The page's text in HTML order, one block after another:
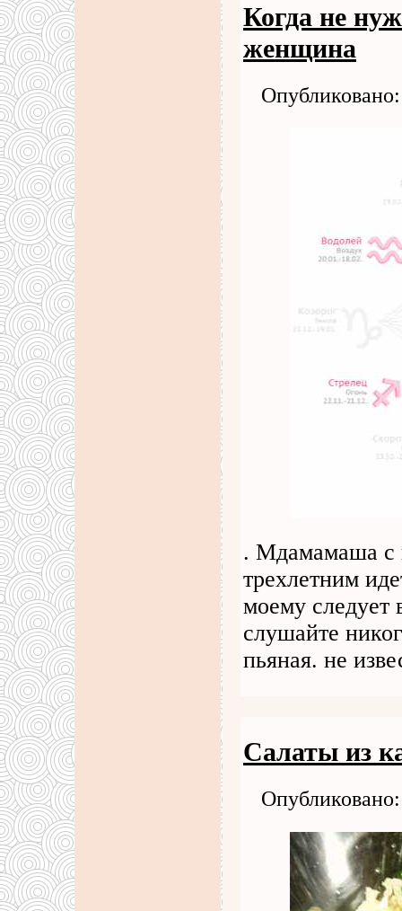
Когда не
женщина
. Мдамамаша с
трехлетним
моему следует
слушайте
пьяная. не
Салаты из